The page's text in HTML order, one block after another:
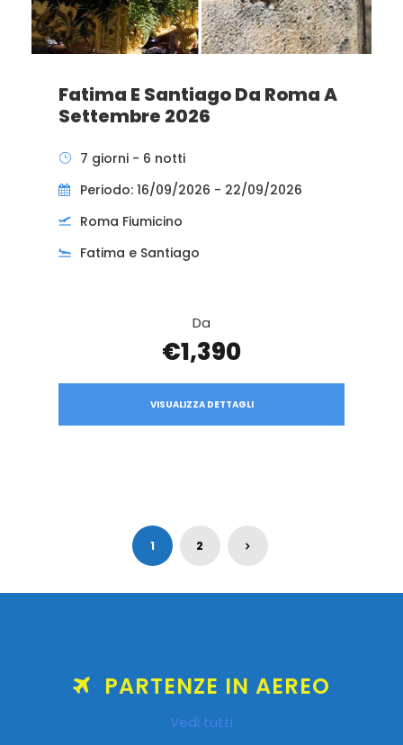
Fatima E Santiago Da Roma A
Settembre 2026
7 giorni - 6 notti
Periodo: 16/09/2026 - 22/09/2026
Roma Fiumicino
Fatima e Santiago
Da
€1,390
VISUALIZZA DETTAGLI
1 2
PARTENZE IN AEREO
Vedi tutti